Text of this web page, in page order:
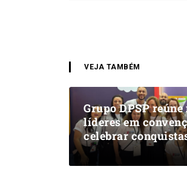
VEJA TAMBÉM
Grupo DPSP reúne
líderes em
celebrar